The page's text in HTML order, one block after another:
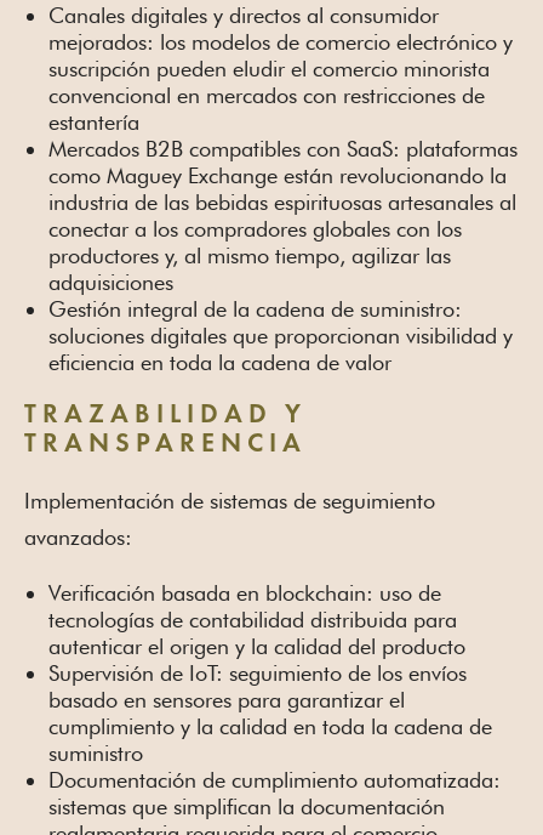
Canales digitales y directos al consumidor
mejorados: los modelos de comercio electrónico y
suscripción pueden eludir el comercio minorista
convencional en mercados con restricciones de
estantería
Mercados B2B compatibles con SaaS: plataformas
como Maguey Exchange están revolucionando la
industria de las bebidas espirituosas artesanales al
conectar a los compradores globales con los
productores y, al mismo tiempo, agilizar las
adquisiciones
Gestión integral de la cadena de suministro:
soluciones digitales que proporcionan visibilidad y
eficiencia en toda la cadena de valor
TRAZABILIDAD Y
TRANSPARENCIA
Implementación de sistemas de seguimiento
avanzados:
Verificación basada en blockchain: uso de
tecnologías de contabilidad distribuida para
autenticar el origen y la calidad del producto
Supervisión de IoT: seguimiento de los envíos
basado en sensores para garantizar el
cumplimiento y la calidad en toda la cadena de
suministro
Documentación de cumplimiento automatizada:
sistemas que simplifican la documentación